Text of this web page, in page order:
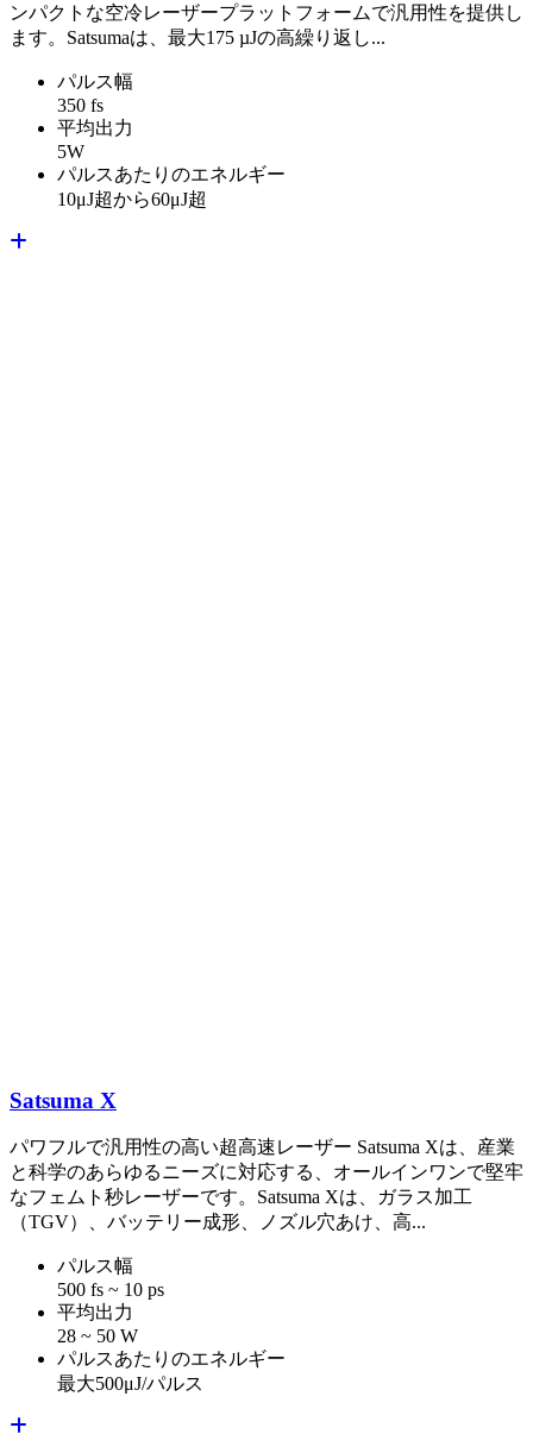
ンパクトな空冷レーザープラットフォームで汎用性を提供し
ます。Satsumaは、最大175 µJの高繰り返し...
パルス幅
350 fs
平均出力
5W
パルスあたりのエネルギー
10μJ超から60μJ超
Satsuma X
パワフルで汎用性の高い超高速レーザー Satsuma Xは、産業
と科学のあらゆるニーズに対応する、オールインワンで堅牢
なフェムト秒レーザーです。Satsuma Xは、ガラス加工
（TGV）、バッテリー成形、ノズル穴あけ、高...
パルス幅
500 fs ~ 10 ps
平均出力
28 ~ 50 W
パルスあたりのエネルギー
最大500μJ/パルス